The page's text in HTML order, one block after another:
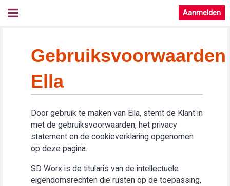
Aanmelden
Gebruiksvoorwaarden
Ella
Door gebruik te maken van Ella, stemt de Klant in
met de gebruiksvoorwaarden, het privacy
statement en de cookieverklaring opgenomen
op deze pagina.
SD Worx is de titularis van de intellectuele
eigendomsrechten die rusten op de toepassing,